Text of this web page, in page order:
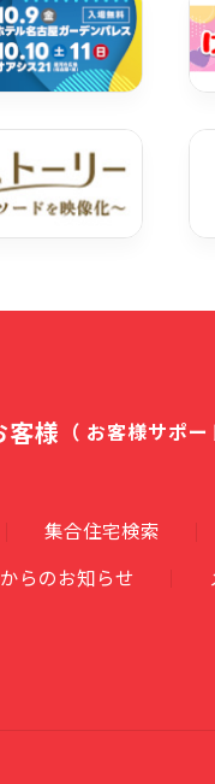
客様 （ お客様サポー
集合住宅検索
らのお知らせ